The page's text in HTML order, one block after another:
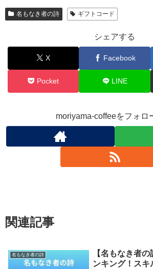
名もなき者の詩 ギフトコード
シェアする
X Facebook
Pocket LINE
moriyama-coffeeをフォロ
関連記事
名もなき者の詩
【名もなき者
ンキング！スキ